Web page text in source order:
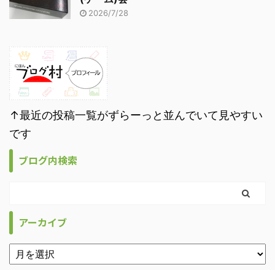
2026/7/28
↑最近の投稿一覧がずらーっと並んでいて見やすい
です
ブログ内検索
アーカイブ